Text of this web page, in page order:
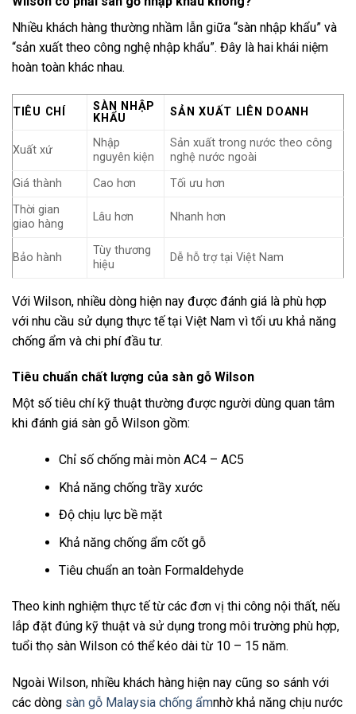
Nhiều khách hàng thường nhầm lẫn giữa “sàn nhập khẩu” và
“sản xuất theo công nghệ nhập khẩu”. Đây là hai khái niệm
hoàn toàn khác nhau.
TIÊU CHÍ
SÀN NHẬP
KHẨU
SẢN XUẤT LIÊN DOANH
Xuất xứ
Nhập
nguyên kiện
Sản xuất trong nước theo công
nghệ nước ngoài
Giá thành
Cao hơn
Tối ưu hơn
Thời gian
giao hàng
Lâu hơn Nhanh hơn
Bảo hành
Tùy thương
hiệu
Dễ hỗ trợ tại Việt Nam
Với Wilson, nhiều dòng hiện nay được đánh giá là phù hợp
với nhu cầu sử dụng thực tế tại Việt Nam vì tối ưu khả năng
chống ẩm và chi phí đầu tư.
Tiêu chuẩn chất lượng của sàn gỗ Wilson
Một số tiêu chí kỹ thuật thường được người dùng quan tâm
khi đánh giá sàn gỗ Wilson gồm:
Chỉ số chống mài mòn AC4 – AC5
Khả năng chống trầy xước
Độ chịu lực bề mặt
Khả năng chống ẩm cốt gỗ
Tiêu chuẩn an toàn Formaldehyde
Theo kinh nghiệm thực tế từ các đơn vị thi công nội thất, nếu
lắp đặt đúng kỹ thuật và sử dụng trong môi trường phù hợp,
tuổi thọ sàn Wilson có thể kéo dài từ 10 – 15 năm.
Ngoài Wilson, nhiều khách hàng hiện nay cũng so sánh với
các dòng sàn gỗ Malaysia chống ẩmnhờ khả năng chịu nước